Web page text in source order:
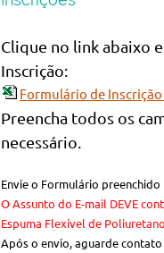
Clique no link abaixo
Inscrição:
Formulário de
Preencha todos os
necessário.
Envie o Formulário
O Assunto do E-mail DEVE
Espuma Flexível de
Após o envio, aguarde contato